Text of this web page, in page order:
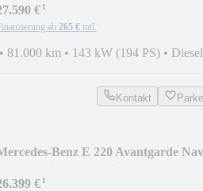
€¹
ab 265 € mtl.
• 81.000 km • 143 kW (194 PS) • Diesel
Kontakt
Benz E 220 Avantgarde
€¹